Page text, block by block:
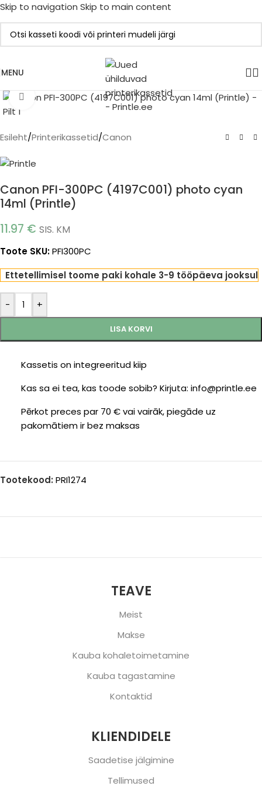
Skip to navigation Skip to main content
MENU
Click to enlarge
Esileht/Printerikassetid/Canon
Canon PFI-300PC (4197C001) photo cyan
14ml (Printle)
11.97 € SIS. KM
Toote SKU:PFI300PC
Ettetellimisel toome paki kohale 3-9 tööpäeva jooksul
- +
LISA KORVI
Kassetis on integreeritud kiip
Kas sa ei tea, kas toode sobib? Kirjuta: info@printle.ee
Pērkot preces par 70 € vai vairāk, piegāde uz
pakomātiem ir bez maksas
Tootekood: PRI1274
TEAVE
Meist
Makse
Kauba kohaletoimetamine
Kauba tagastamine
Kontaktid
KLIENDIDELE
Saadetise jälgimine
Tellimused